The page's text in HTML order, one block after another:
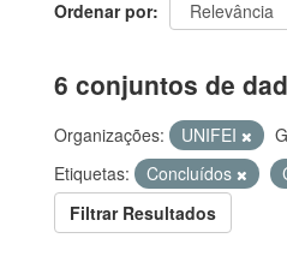
Ordenar por
6 conjuntos de
Organizações: UNIFEI
Etiquetas:
Concluídos
Filtrar Resultados